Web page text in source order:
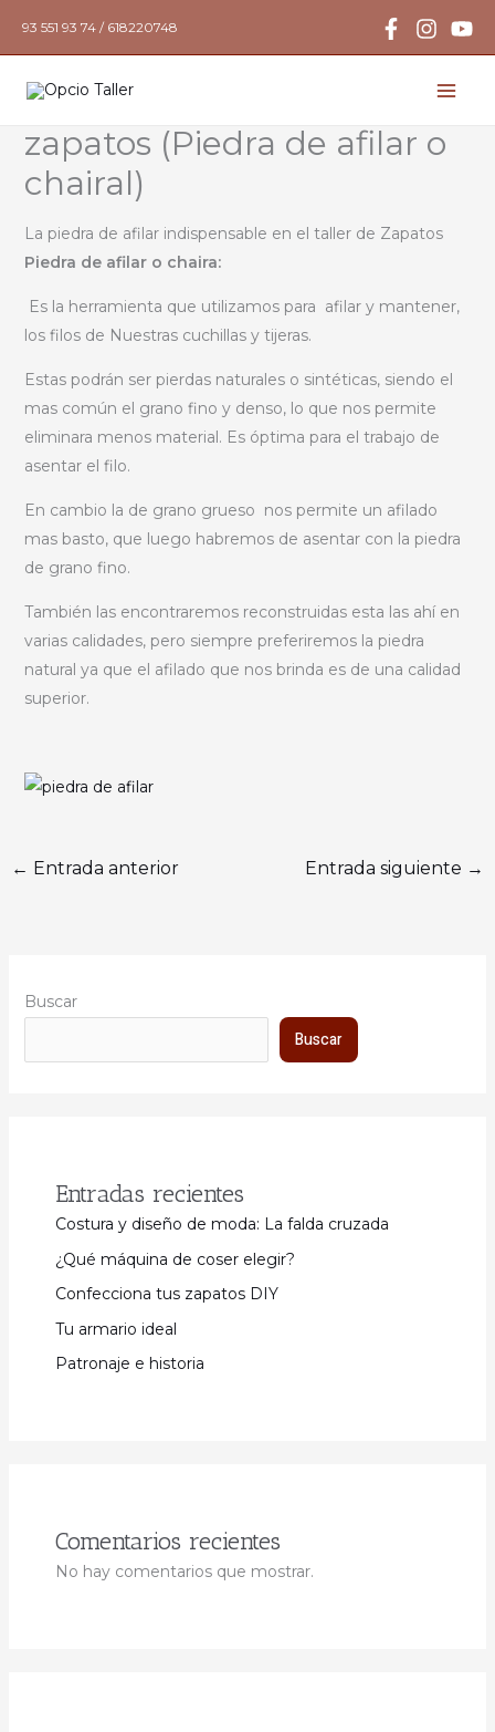
93 551 93 74 / 618220748
Como realizar mis propios
zapatos (Piedra de afilar o
chairal)
La piedra de afilar indispensable en el taller de Zapatos
Piedra de afilar o chaira:
Es la herramienta que utilizamos para afilar y mantener,
los filos de Nuestras cuchillas y tijeras.
Estas podrán ser pierdas naturales o sintéticas, siendo el
mas común el grano fino y denso, lo que nos permite
eliminara menos material. Es óptima para el trabajo de
asentar el filo.
En cambio la de grano grueso nos permite un afilado
mas basto, que luego habremos de asentar con la piedra
de grano fino.
También las encontraremos reconstruidas esta las ahí en
varias calidades, pero siempre preferiremos la piedra
natural ya que el afilado que nos brinda es de una calidad
superior.
← Entrada anterior Entrada siguiente →
Buscar
Buscar
Entradas recientes
Costura y diseño de moda: La falda cruzada
¿Qué máquina de coser elegir?
Confecciona tus zapatos DIY
Tu armario ideal
Patronaje e historia
Comentarios recientes
No hay comentarios que mostrar.